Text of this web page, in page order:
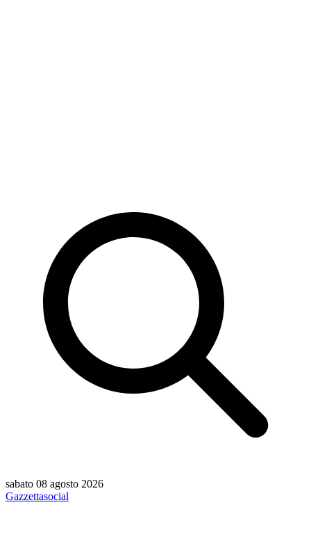
sabato 08 agosto 2026
Gazzettasocial